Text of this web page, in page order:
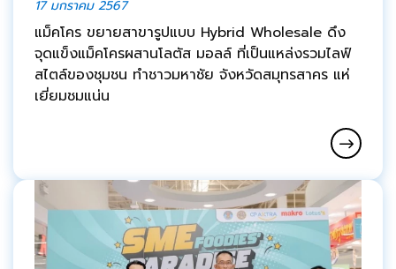
17 มกราคม 2567
แม็คโคร ขยายสาขารูปแบบ Hybrid Wholesale ดึง
จุดแข็งแม็คโครผสานโลตัส มอลล์ ที่เป็นแหล่งรวมไลฟ์
สไตล์ของชุมชน ทำชาวมหาชัย จังหวัดสมุทรสาคร แห่
เยี่ยมชมแน่น